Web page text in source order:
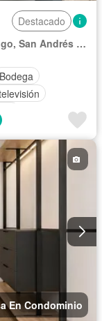
Destacado
Pueblo de San Bernardino Tlaxcalancingo, San Andrés Cholula
Bodega
Internet
closet
En Condominio